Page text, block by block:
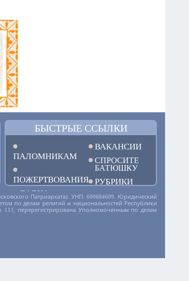
БЫСТРЫЕ ССЫЛКИ
ПАЛОМНИКАМ
ПОЖЕРТВОВАНИЯ
ЛАВКА
ВАКАНСИИ
СПРОСИТЕ
БАТЮШКУ
РУБРИКИ
Патриархата). УНП: 600684609. Юридический
по делам религий и национальностей Республики
111, перерегистрирована Уполномоченным по делам